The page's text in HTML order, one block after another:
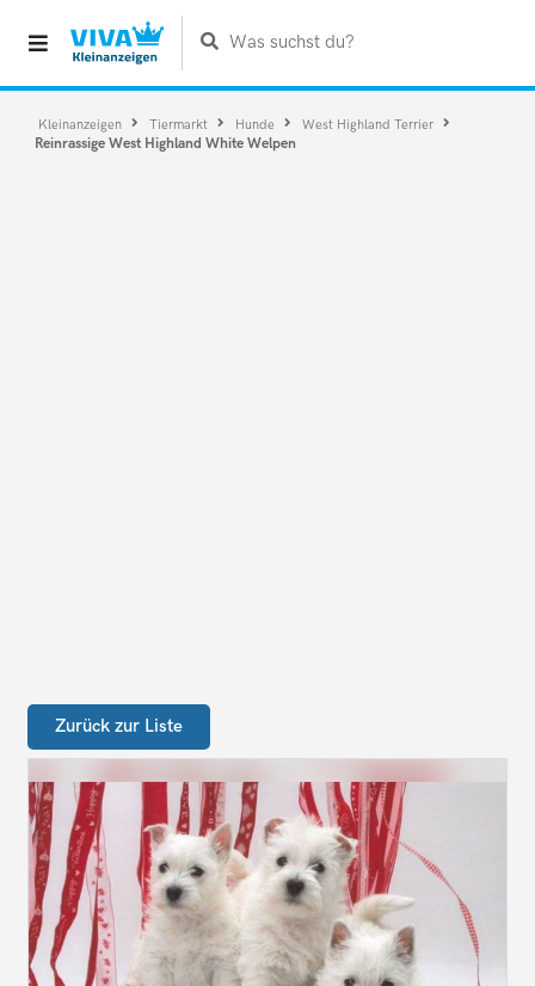
Was suchst du?
Kleinanzeigen Tiermarkt Hunde West Highland Terrier
Reinrassige West Highland White Welpen
Zurück zur Liste